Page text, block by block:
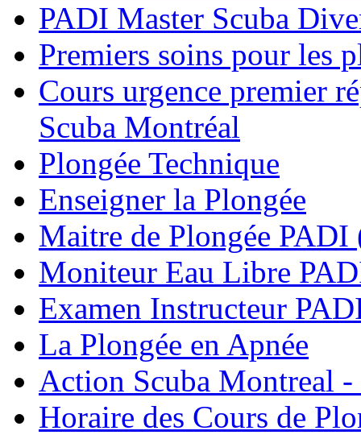
PADI Master Scuba
Premiers soins pour les
Cours urgence premier
Scuba Montréal
Plongée Technique
Enseigner la Plongée
Maitre de Plongée PADI
Moniteur Eau Libre
Examen Instructeur
La Plongée en Apnée
Action Scuba Montreal
Horaire des Cours de